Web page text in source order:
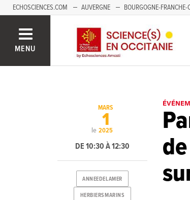
ECHOSCIENCES.COM AUVERGNE BOURGOGNE-FRANCHE-
MENU
le
MARS
1
2025
DE 10:30 À 12:30
ANNEEDELAMER
HERBIERSMARINS